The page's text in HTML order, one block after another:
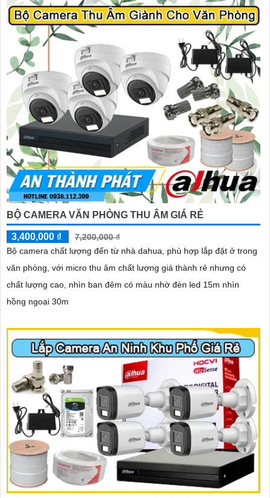
BỘ CAMERA VĂN PHÒNG THU ÂM GIÁ RẺ
3,400,000 ₫
7,200,000 ₫
Bộ camera chất lượng đến từ nhà dahua, phù hợp lắp đặt ở trong
văn phòng, với micro thu âm chất lượng giá thành rẻ nhưng có
chất lượng cao, nhìn ban đêm có màu nhờ đèn led 15m nhìn
hồng ngoại 30m